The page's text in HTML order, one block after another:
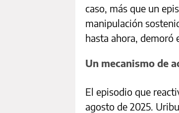
caso, más que un
manipulación
hasta ahora, demoró
Un mecanismo de
El episodio que
agosto de 2025.